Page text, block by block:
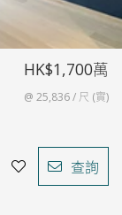
HK$1,700萬
@ 25,836 / 尺 (實)
查詢